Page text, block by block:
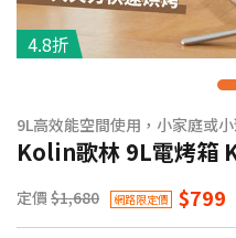
4.8折
9L高效能空間使用，小家庭或小
Kolin歌林 9L電烤箱
定價 $1,680 網路限定價 $799